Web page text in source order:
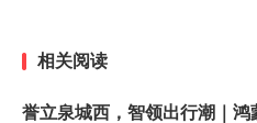
相关阅读
誉立泉城西，智领出行潮｜鸿